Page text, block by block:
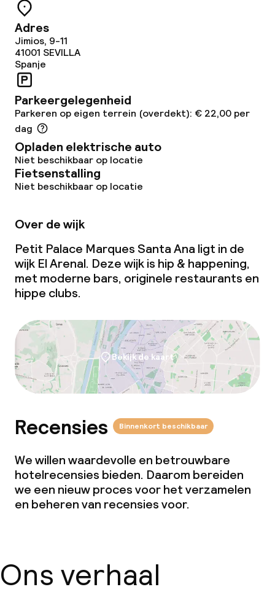
Adres
Jimios, 9-11
41001 SEVILLA
Spanje
Parkeergelegenheid
Parkeren op eigen terrein (overdekt): € 22,00 per
dag
Opladen elektrische auto
Niet beschikbaar op locatie
Fietsenstalling
Niet beschikbaar op locatie
Over de wijk
Petit Palace Marques Santa Ana ligt in de
wijk El Arenal. Deze wijk is hip & happening,
met moderne bars, originele restaurants en
hippe clubs.
Bekijk de kaart
Recensies Binnenkort beschikbaar
We willen waardevolle en betrouwbare
hotelrecensies bieden. Daarom bereiden
we een nieuw proces voor het verzamelen
en beheren van recensies voor.
Ons verhaal